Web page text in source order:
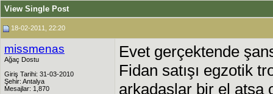
View Single Post
18-02-2011, 22:20
missmenas
Ağaç Dostu
Giriş Tarihi: 31-03-2010
Şehir: Antalya
Mesajlar: 1,870
Evet gerçektende
Fidan satışı egzotik
arkadaşlar bir el atsa